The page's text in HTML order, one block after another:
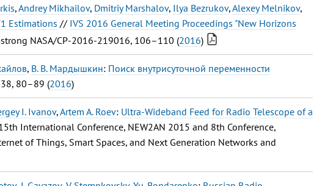
,Andrey Mikhailov, Dmitriy Marshalov, Ilya Bezrukov,Alexey Melnikov,
Estimations // IVS 2016 General Meeting Proceedings "New Horizons
NASA/CP-2016-219016, 106–110 (2016)
, В. В. Мардышкин: Поиск внутрисуточной переменности
80–89 (2016)
I. Ivanov,Artem A. Roev: Ultra-Wideband Feed for Radio Telescope of a
International Conference, NEW2AN 2015 and 8th Conference,
of Things, Smart Spaces, and Next Generation Networks and